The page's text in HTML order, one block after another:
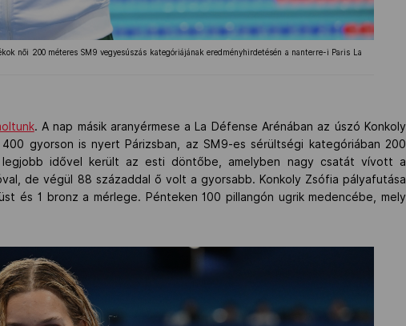
nõi 200 méteres SM9 vegyesúszás kategóriájának eredményhirdetésén a nanterre-i Paris La
. A nap másik aranyérmese a La Défense Arénában az úszó Konkoly
gyorson is nyert Párizsban, az SM9-es sérültségi kategóriában 200
idővel került az esti döntőbe, amelyben nagy csatát vívott a
de végül 88 századdal ő volt a gyorsabb. Konkoly Zsófia pályafutása
és 1 bronz a mérlege. Pénteken 100 pillangón ugrik medencébe, mely